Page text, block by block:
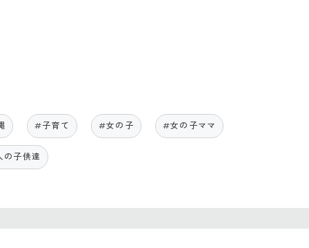
#子育て #女の子 #女の子ママ
子供達